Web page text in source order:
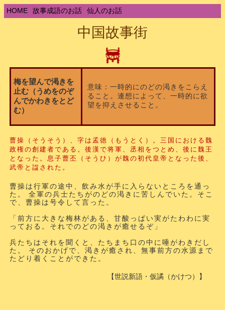
HOME 故事成語のお話 仙人のお話
中国故事街
梅を望んで渇きを
止む（うめをのぞ
んでかわきをとど
む）
意味：一時的にのどの渇きをこらえ
ること。連想によって、一時的に欲
望を抑えさせること。
曹操（そうそう）、字は孟徳（もうとく）。三国における魏
政権の創建者である。後漢で将軍、丞相をつとめ、後に魏王
となった。息子曹丕（そうひ）が魏の初代皇帝となった後、
武帝と諡された。
曹操は行軍の途中、飲み水が手に入らないところを通っ
た。 全軍の兵士たちがのどの渇きに苦しんでいた。そこ
で、曹操は号令して言った。
「前方に大きな梅林がある、甘酸っぱい実がたわわに実
っておる。それでのどの渇きが癒せるぞ」
兵たちはそれを聞くと、たちまち口の中に唾がわきだし
た。 そのおかげで、渇きが癒され、無事前方の水源まで
たどり着くことができた。
【世説新語・仮譎（かけつ）】